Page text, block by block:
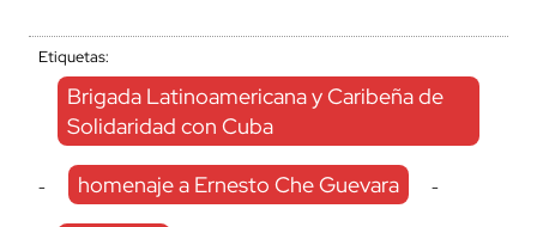
Etiquetas:
Brigada Latinoamericana y Caribeña de
Solidaridad con Cuba
- homenaje a Ernesto Che Guevara -